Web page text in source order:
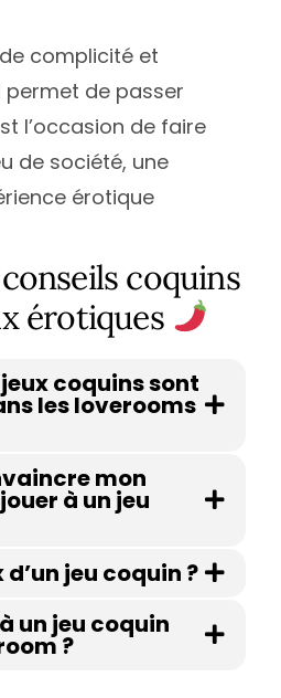
complicité et
permet de passer
l’occasion de faire
de société, une
érotique
coquins
érotiques
coquins sont
les loverooms
mon
à un jeu
jeu coquin ?
un jeu coquin
?